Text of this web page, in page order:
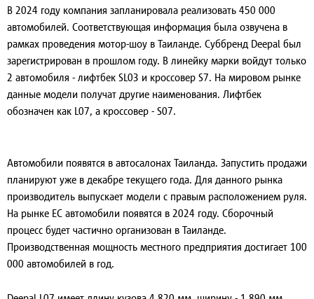
В 2024 году компания запланировала реализовать 450 000
автомобилей. Соответствующая информация была озвучена в
рамках проведения мотор-шоу в Таиланде. Суббренд Deepal был
зарегистрирован в прошлом году. В линейку марки войдут только
2 автомобиля - лифтбек SL03 и кроссовер S7. На мировом рынке
данные модели получат другие наименования. Лифтбек
обозначен как L07, а кроссовер - S07.
Автомобили появятся в автосалонах Таиланда. Запустить продажи
планируют уже в декабре текущего года. Для данного рынка
производитель выпускает модели с правым расположением руля.
На рынке ЕС автомобили появятся в 2024 году. Сборочный
процесс будет частично организован в Таиланде.
Производственная мощность местного предприятия достигает 100
000 автомобилей в год.